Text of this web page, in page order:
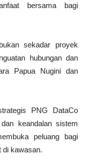
bersama bagi
sekadar proyek
hubungan dan
Papua Nugini dan
PNG DataCo
keandalan sistem
peluang bagi
di kawasan.